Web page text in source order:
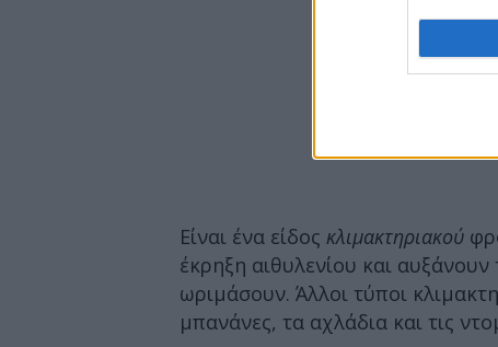
Είναι ένα είδος κλιμακτηριακού
έκρηξη αιθυλενίου και
ωριμάσουν. Άλλοι τύποι
μπανάνες, τα αχλάδια και τις